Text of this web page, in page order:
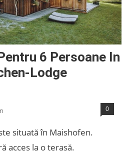
6 Persoane In
Lodge
0
situată în Maishofen.
acces la o terasă.